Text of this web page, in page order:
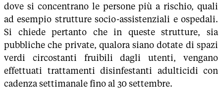
dove si concentrano le persone più a rischio, quali
ad esempio strutture socio-assistenziali e ospedali.
Si chiede pertanto che in queste strutture, sia
pubbliche che private, qualora siano dotate di spazi
verdi circostanti fruibili dagli utenti, vengano
effettuati trattamenti disinfestanti adulticidi con
cadenza settimanale fino al 30 settembre.